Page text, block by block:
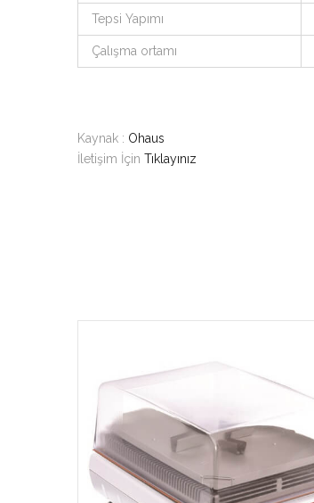
Tepsi Yapımı
Çalışma ortamı
Kaynak : Ohaus
İletişim İçin Tıklayınız